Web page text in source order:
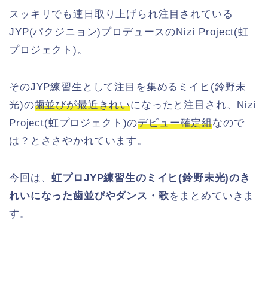
スッキリでも連日取り上げられ注目されている
JYP(パクジニョン)プロデュースのNizi Project(虹
プロジェクト)。
そのJYP練習生として注目を集めるミイヒ(鈴野未
光)の歯並びが最近きれいになったと注目され、Nizi
Project(虹プロジェクト)のデビュー確定組なので
は？とささやかれています。
今回は、虹プロJYP練習生のミイヒ(鈴野未光)のき
れいになった歯並びやダンス・歌をまとめていきま
す。